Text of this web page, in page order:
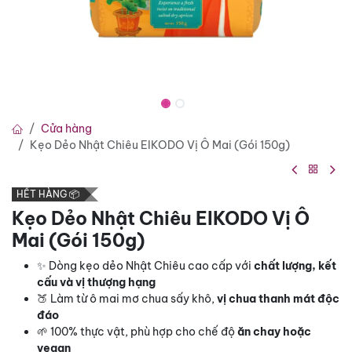
Cửa hàng
Kẹo Dẻo Nhật Chiêu EIKODO Vị Ô Mai (Gói 150g)
HẾT HÀNG 📦
Kẹo Dẻo Nhật Chiêu EIKODO Vị Ô
Mai (Gói 150g)
✨ Dòng kẹo dẻo Nhật Chiêu cao cấp với chất lượng, kết
cấu và vị thượng hạng
🍑 Làm từ ô mai mơ chua sấy khô, vị chua thanh mát độc
đáo
🌱 100% thực vật, phù hợp cho chế độăn chay hoặc
vegan